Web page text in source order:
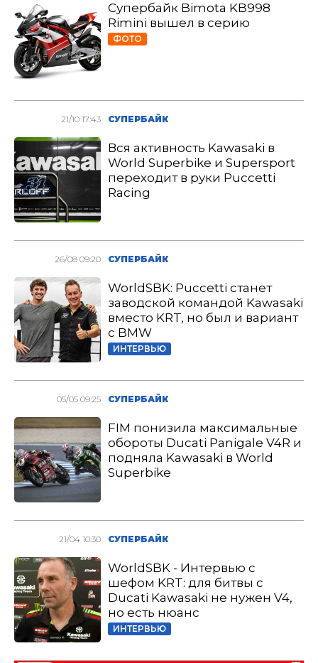
Супербайк Bimota KB998
Rimini вышел в серию
ФОТО
21/10 17:43 СУПЕРБАЙК
Вся активность Kawasaki в
World Superbike и Supersport
переходит в руки Puccetti
Racing
26/08 09:20 СУПЕРБАЙК
WorldSBK: Puccetti станет
заводской командой Kawasaki
вместо KRT, но был и вариант
с BMW
ИНТЕРВЬЮ
05/05 09:25 СУПЕРБАЙК
FIM понизила максимальные
обороты Ducati Panigale V4R и
подняла Kawasaki в World
Superbike
21/04 10:30 СУПЕРБАЙК
WorldSBK - Интервью с
шефом KRT: для битвы с
Ducati Kawasaki не нужен V4,
но есть нюанс
ИНТЕРВЬЮ